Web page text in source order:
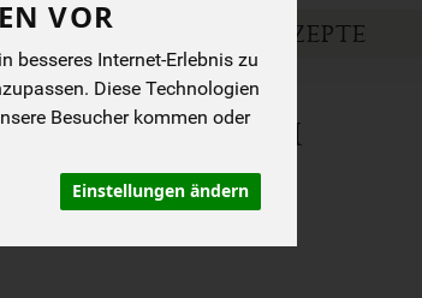
VOR
besseres Internet-Erlebnis zu
Diese Technologien
Besucher kommen oder
Einstellungen ändern
INSPIRATION REZEPTE
KORONEIKI